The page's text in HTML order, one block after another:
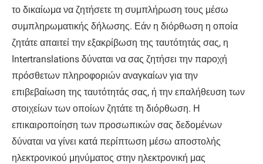
το δικαίωμα να ζητήσετε τη συμπλήρωση τους μέσω
συμπληρωματικής δήλωσης. Εάν η διόρθωση η οποία
ζητάτε απαιτεί την εξακρίβωση της ταυτότητάς σας, η
Ιntertranslations δύναται να σας ζητήσει την παροχή
πρόσθετων πληροφοριών αναγκαίων για την
επιβεβαίωση της ταυτότητάς σας, ή την επαλήθευση των
στοιχείων των οποίων ζητάτε τη διόρθωση. Η
επικαιροποίηση των προσωπικών σας δεδομένων
δύναται να γίνει κατά περίπτωση μέσω αποστολής
ηλεκτρονικού μηνύματος στην ηλεκτρονική μας